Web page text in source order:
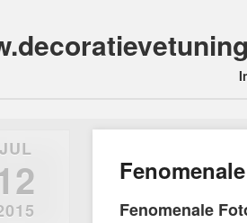
Main
Fenomenale
JUL